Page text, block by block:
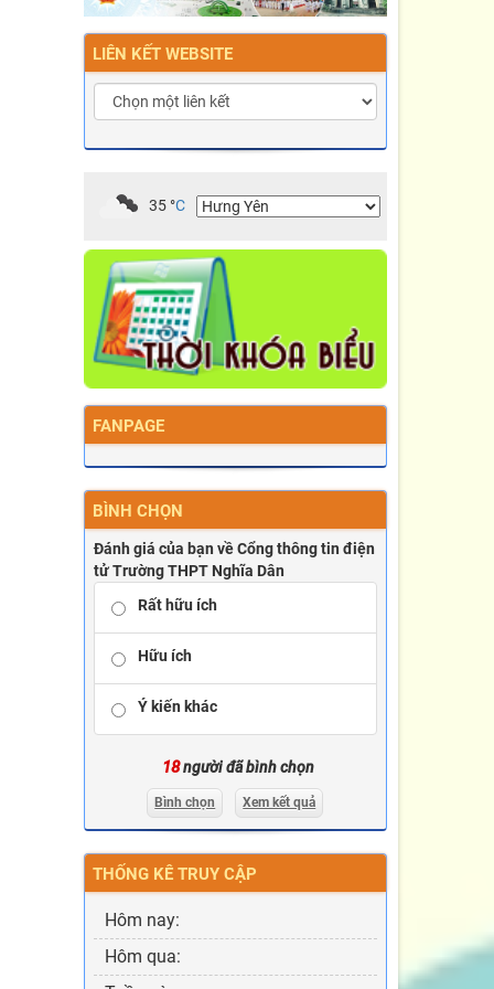
LIÊN KẾT WEBSITE
35°C
FANPAGE
BÌNH CHỌN
Đánh giá của bạn về Cổng thông tin điện
tử Trường THPT Nghĩa Dân
Rất hữu ích
Hữu ích
Ý kiến khác
18người đã bình chọn
Bình chọn Xem kết quả
THỐNG KÊ TRUY CẬP
Hôm nay:
Hôm qua: